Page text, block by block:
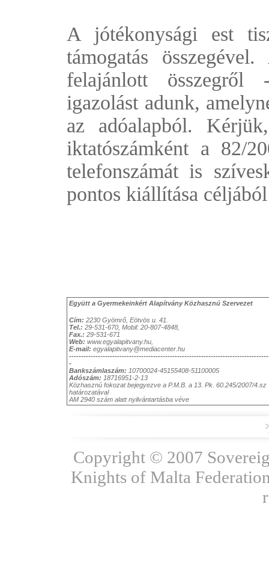
A jótékonysági est
támogatás
felajánlott összegről
igazolást adunk,
az adóalapból.
iktatószámként a 82/
telefonszámát is
pontos kiállítása
Együtt a Gyermekeinkért Alapítvány Közhasznú Szervezet
Cím: 2230 Gyömrő, Eötvös u. 41.
Tel.: 29-531-670, Mobil: 20-807-4848,
Fax.: 29-531-671
Web: www.egyalapitvany.hu
E-mail: egyalapitvany@mediacenter.hu
-
Bankszámlaszám: 10700024-45155408-51100005
Adószám: 18716951-2-13
Közhasznú fokozat bejegyezve a P.M.B. a 13. Pk. 60.245/2007/4.sz
határozatával
AM 2940 szám alatt nyilvántartásba véve
Copyright © 2007
Knights of Malta